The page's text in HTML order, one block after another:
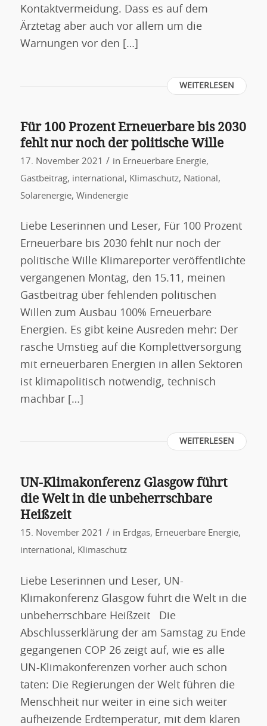
Kontaktvermeidung. Dass es auf dem
Ärztetag aber auch vor allem um die
Warnungen vor den […]
WEITERLESEN
Für 100 Prozent Erneuerbare bis 2030
fehlt nur noch der politische Wille
17. November 2021 / in Erneuerbare Energie,
Gastbeitrag, international , Klimaschutz, National ,
Solarenergie, Windenergie
Liebe Leserinnen und Leser, Für 100 Prozent
Erneuerbare bis 2030 fehlt nur noch der
politische Wille Klimareporter veröffentlichte
vergangenen Montag, den 15.11, meinen
Gastbeitrag über fehlenden politischen
Willen zum Ausbau 100% Erneuerbare
Energien. Es gibt keine Ausreden mehr: Der
rasche Umstieg auf die Komplettversorgung
mit erneuerbaren Energien in allen Sektoren
ist klimapolitisch notwendig, technisch
machbar […]
WEITERLESEN
UN-Klimakonferenz Glasgow führt
die Welt in die unbeherrschbare
Heißzeit
15. November 2021 / in Erdgas, Erneuerbare Energie,
international , Klimaschutz
Liebe Leserinnen und Leser, UN-
Klimakonferenz Glasgow führt die Welt in die
unbeherrschbare Heißzeit Die
Abschlusserklärung der am Samstag zu Ende
gegangenen COP 26 zeigt auf, wie es alle
UN-Klimakonferenzen vorher auch schon
taten: Die Regierungen der Welt führen die
Menschheit nur weiter in eine sich weiter
aufheizende Erdtemperatur, mit dem klaren